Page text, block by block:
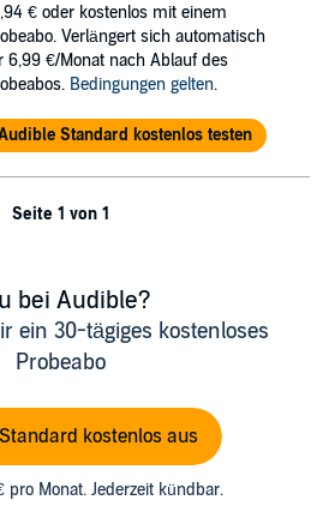
€ oder kostenlos mit einem
Verlängert sich automatisch
6,99 €/Monat nach Ablauf des
Bedingungen gelten.
Standard kostenlos testen
Seite 1 von 1
bei Audible?
ein 30-tägiges kostenloses
Probeabo
kostenlos aus
pro Monat. Jederzeit kündbar.